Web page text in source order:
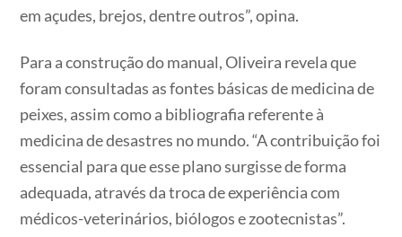
em açudes, brejos, dentre outros”, opina.
Para a construção do manual, Oliveira revela que
foram consultadas as fontes básicas de medicina de
peixes, assim como a bibliografia referente à
medicina de desastres no mundo. “A contribuição foi
essencial para que esse plano surgisse de forma
adequada, através da troca de experiência com
médicos-veterinários, biólogos e zootecnistas”.